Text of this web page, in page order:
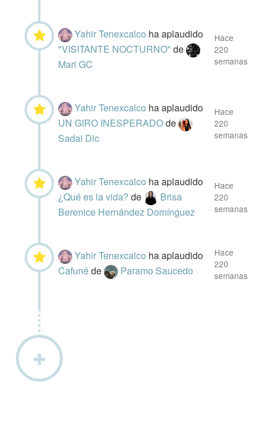
Yahir Tenexcalco ha aplaudido
"VISITANTE NOCTURNO"de
Mari GC
Hace
220
semanas
Yahir Tenexcalco ha aplaudido
UN GIRO INESPERADOde
Sadai Dlc
Hace
220
semanas
Yahir Tenexcalco ha aplaudido
¿Qué es la vida?de
Brisa
Berenice Hernández Domínguez
Hace
220
semanas
Yahir Tenexcalco ha aplaudido
Cafunéde Paramo Saucedo
Hace
220
semanas